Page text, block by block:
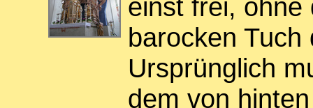
einst frei, ohne
barocken Tuch
Ursprünglich
dem von